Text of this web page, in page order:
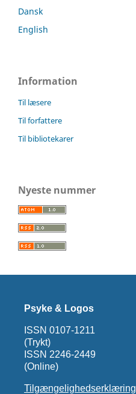
Dansk
English
Information
Til læsere
Til forfattere
Til bibliotekarer
Nyeste nummer
Psyke & Logos
ISSN 0107-1211
(Trykt)
ISSN 2246-2449
(Online)
Tilgængelighedserklæring